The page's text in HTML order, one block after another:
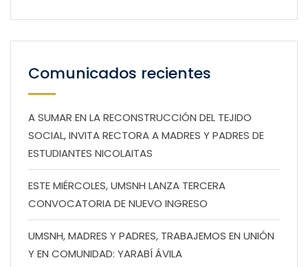
Comunicados recientes
A SUMAR EN LA RECONSTRUCCIÓN DEL TEJIDO
SOCIAL, INVITA RECTORA A MADRES Y PADRES DE
ESTUDIANTES NICOLAITAS
ESTE MIÉRCOLES, UMSNH LANZA TERCERA
CONVOCATORIA DE NUEVO INGRESO
UMSNH, MADRES Y PADRES, TRABAJEMOS EN UNIÓN
Y EN COMUNIDAD: YARABÍ ÁVILA